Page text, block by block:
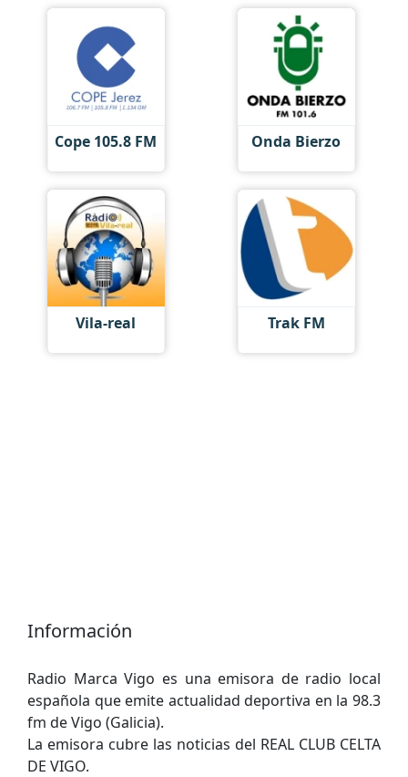
Cope 105.8 FM Onda Bierzo
Vila-real Trak FM
Información
Radio Marca Vigo es una emisora ​​de radio local
española que emite actualidad deportiva en la 98.3
fm de Vigo (Galicia).
La emisora ​​cubre las noticias del REAL CLUB CELTA
DE VIGO.